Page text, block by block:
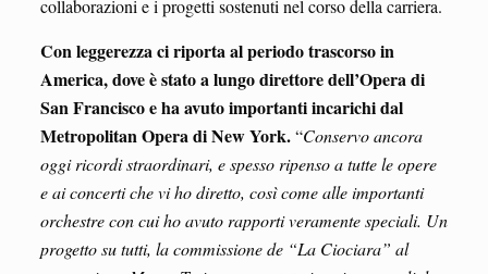
collaborazioni e i progetti sostenuti nel corso della carriera.
Con leggerezza ci riporta al periodo trascorso in
America, dove è stato a lungo direttore dell’Opera di
San Francisco e ha avuto importanti incarichi dal
Metropolitan Opera di New York.“Conservo ancora
oggi ricordi straordinari, e spesso ripenso a tutte le opere
e ai concerti che vi ho diretto, così come alle importanti
orchestre con cui ho avuto rapporti veramente speciali. Un
progetto su tutti, la commissione de “La Ciociara” al